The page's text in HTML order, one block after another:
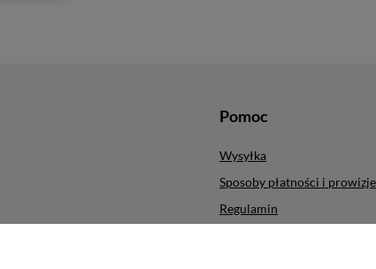
Pomoc
Wysyłka
Sposoby płatności i prowizje
Regulamin